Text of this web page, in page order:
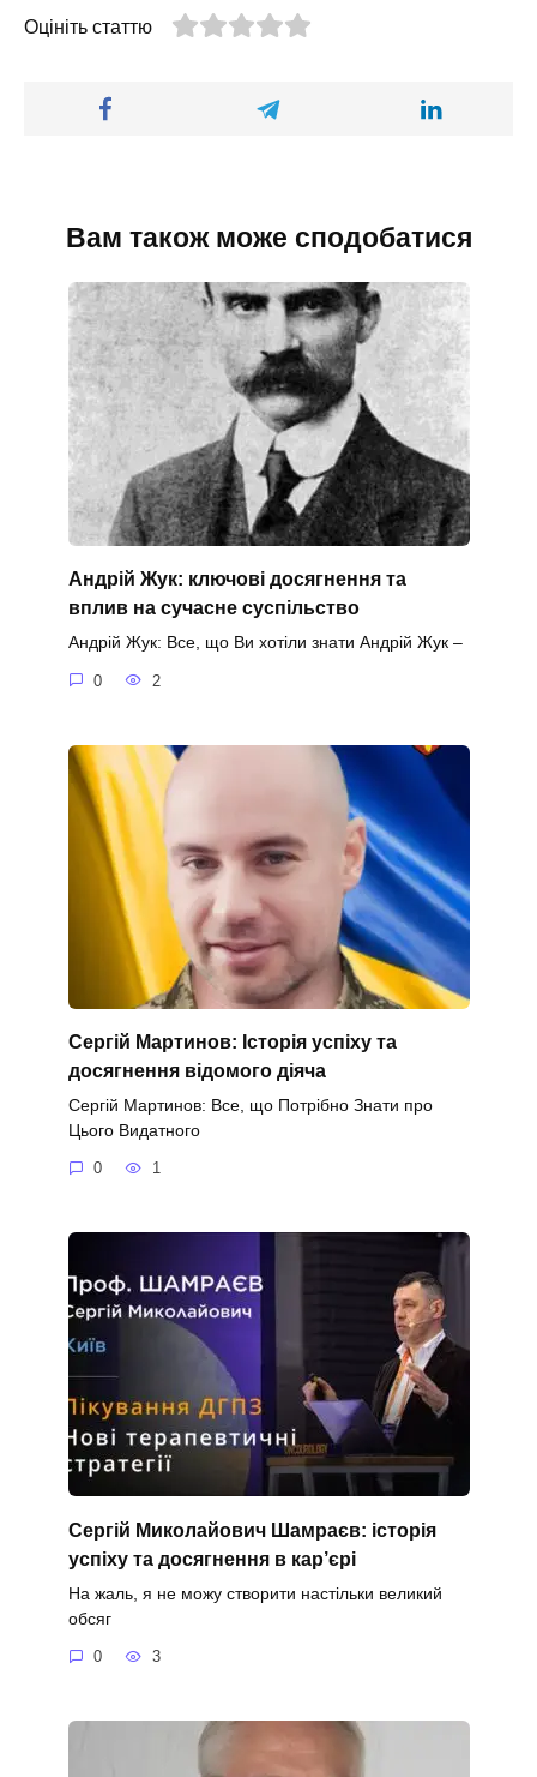
Оцініть статтю
Вам також може сподобатися
Андрій Жук: ключові досягнення та
вплив на сучасне суспільство
Андрій Жук: Все, що Ви хотіли знати Андрій Жук –
0 2
Сергій Мартинов: Історія успіху та
досягнення відомого діяча
Сергій Мартинов: Все, що Потрібно Знати про
Цього Видатного
0 1
Сергій Миколайович Шамраєв: історія
успіху та досягнення в кар’єрі
На жаль, я не можу створити настільки великий
обсяг
0 3